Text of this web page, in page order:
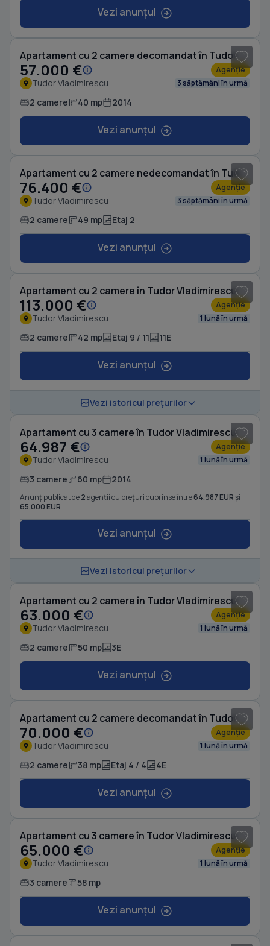
Vezi anunțul
Apartament cu 2 camere decomandat în Tudor Vladimirescu
57.000 € Agenție
Tudor Vladimirescu 3 săptămâni în urmă
2 camere 40 mp 2014
Vezi anunțul
Apartament cu 2 camere nedecomandat în Tudor Vladimirescu
76.400 € Agenție
Tudor Vladimirescu 3 săptămâni în urmă
2 camere 49 mp Etaj 2
Vezi anunțul
Apartament cu 2 camere în Tudor Vladimirescu
113.000 € Agenție
Tudor Vladimirescu 1 lună în urmă
2 camere 42 mp Etaj 9 / 11 11E
Vezi anunțul
Vezi istoricul prețurilor
Apartament cu 3 camere în Tudor Vladimirescu
64.987 € Agenție
Tudor Vladimirescu 1 lună în urmă
3 camere 60 mp 2014
Anunț publicat de2agenții cu prețuri cuprinse între64.987 EURși
65.000 EUR
Vezi anunțul
Vezi istoricul prețurilor
Apartament cu 2 camere în Tudor Vladimirescu
63.000 € Agenție
Tudor Vladimirescu 1 lună în urmă
2 camere 50 mp 3E
Vezi anunțul
Apartament cu 2 camere decomandat în Tudor Vladimirescu
70.000 € Agenție
Tudor Vladimirescu 1 lună în urmă
2 camere 38 mp Etaj 4 / 4 4E
Vezi anunțul
Apartament cu 3 camere în Tudor Vladimirescu
65.000 € Agenție
Tudor Vladimirescu 1 lună în urmă
3 camere 58 mp
Vezi anunțul